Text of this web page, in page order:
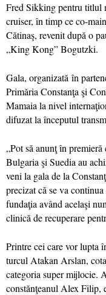
Fred Sikking pentru titlul
cruiser, în timp ce co-
Cătinaş, revenit după o
„King Kong” Bogutzki.
Gala, organizată în
Primăria Constanţa şi
Mamaia la nivel
difuzat la începutul
„Pot să anunţ în
Bulgaria şi Suedia au
veni la gala de la
precizat că se va
fundaţia având acelaşi
clinică de recuperare
Printre cei care vor lupta
turcul Atakan Arslan,
categoria super mijlocie.
constănţeanul Alex Filip,